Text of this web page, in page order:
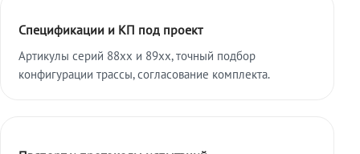
Спецификации и КП под проект
Артикулы серий 88xx и 89xx, точный подбор
конфигурации трассы, согласование комплекта.